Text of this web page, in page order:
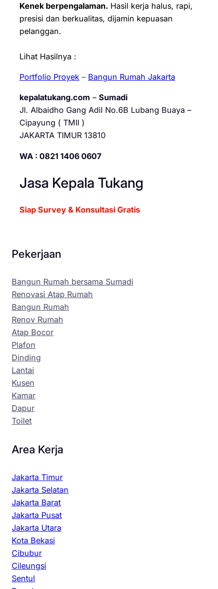
Kenek berpengalaman. Hasil kerja halus, rapi,
presisi dan berkualitas, dijamin kepuasan
pelanggan.
Lihat Hasilnya :
Portfolio Proyek – Bangun Rumah Jakarta
kepalatukang.com – Sumadi
Jl. Albaidho Gang Adil No.6B Lubang Buaya –
Cipayung ( TMII )
JAKARTA TIMUR 13810
WA : 0821 1406 0607
Jasa Kepala Tukang
Siap Survey & Konsultasi Gratis
Pekerjaan
Bangun Rumah bersama Sumadi
Renovasi Atap Rumah
Bangun Rumah
Renov Rumah
Atap Bocor
Plafon
Dinding
Lantai
Kusen
Kamar
Dapur
Toilet
Area Kerja
Jakarta Timur
Jakarta Selatan
Jakarta Barat
Jakarta Pusat
Jakarta Utara
Kota Bekasi
Cibubur
Cileungsi
Sentul